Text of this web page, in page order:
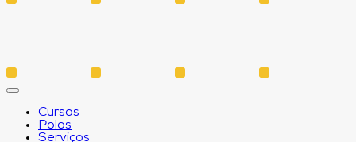
Cursos
Polos
Serviços